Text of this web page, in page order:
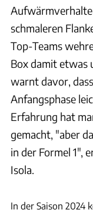
schmaleren
Top-Teams
Box damit etwas
warnt davor,
Anfangsphase
Erfahrung hat
gemacht, "aber
in der Formel 1",
Isola.
In der Saison 2024